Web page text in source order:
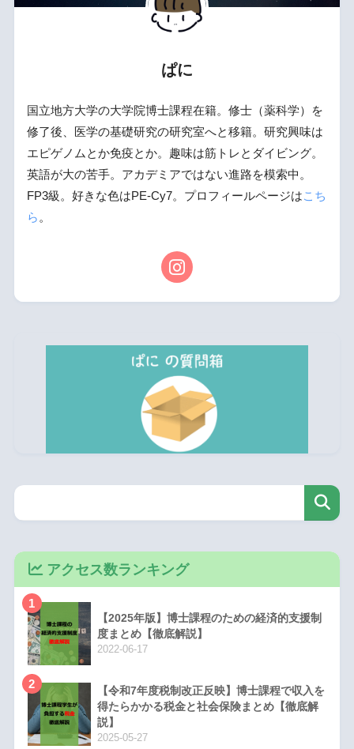
ぱに
国立地方大学の大学院博士課程在籍。修士（薬科学）を
修了後、医学の基礎研究の研究室へと移籍。研究興味は
エピゲノムとか免疫とか。趣味は筋トレとダイビング。
英語が大の苦手。アカデミアではない進路を模索中。
FP3級。好きな色はPE-Cy7。プロフィールページはこち
ら。
アクセス数ランキング
1
【2025年版】博士課程のための経済的支援制
度まとめ【徹底解説】
2022-06-17
2
【令和7年度税制改正反映】博士課程で収入を
得たらかかる税金と社会保険まとめ【徹底解
説】
2025-05-27